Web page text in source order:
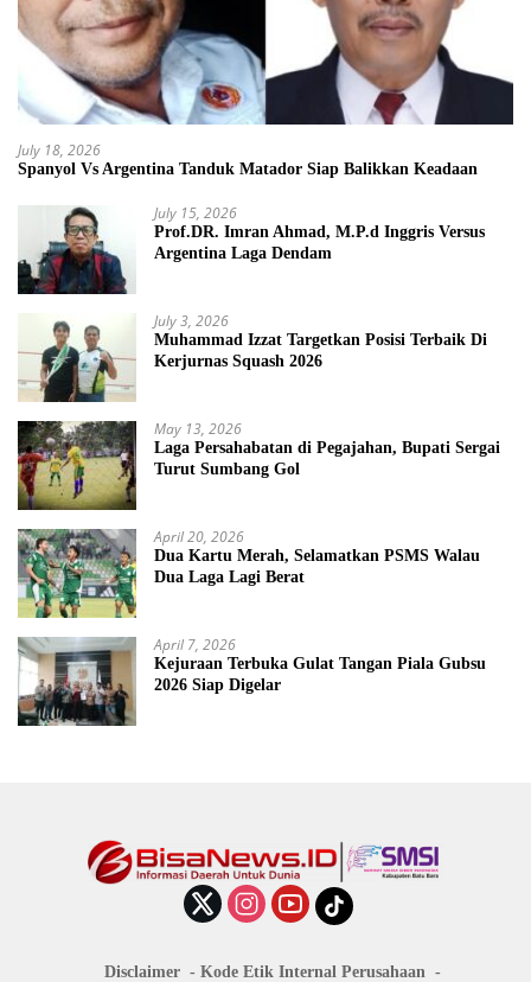
July 18, 2026
Spanyol Vs Argentina Tanduk Matador Siap Balikkan Keadaan
July 15, 2026
Prof.DR. Imran Ahmad, M.P.d Inggris Versus
Argentina Laga Dendam
July 3, 2026
Muhammad Izzat Targetkan Posisi Terbaik Di
Kerjurnas Squash 2026
May 13, 2026
Laga Persahabatan di Pegajahan, Bupati Sergai
Turut Sumbang Gol
April 20, 2026
Dua Kartu Merah, Selamatkan PSMS Walau
Dua Laga Lagi Berat
April 7, 2026
Kejuraan Terbuka Gulat Tangan Piala Gubsu
2026 Siap Digelar
Disclaimer Kode Etik Internal Perusahaan